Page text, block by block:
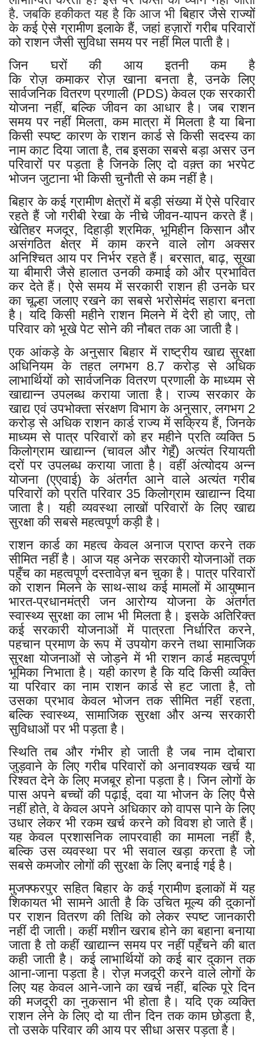
है. जबकि हकीकत यह है कि आज भीबिहार जैसे राज्यों
के कई ऐसे ग्रामीण इलाके हैं, जहां हज़ारों गरीब परिवारों
को राशन जैसी सुविधा समय पर नहीं मिल पाती है।
जिन घरों की आय इतनी कम है
कि रोज़ कमाकर रोज़ खाना बनता है, उनके लिए
सार्वजनिक वितरण प्रणाली (PDS) केवल एक सरकारी
योजना नहीं, बल्कि जीवन का आधार है। जब राशन
समय पर नहीं मिलता, कम मात्रा में मिलता है या बिना
किसी स्पष्ट कारण के राशन कार्ड से किसी सदस्य का
नाम काट दिया जाता है, तब इसका सबसे बड़ा असर उन
परिवारों पर पड़ता है जिनके लिए दो वक़्त का भरपेट
भोजन जुटाना भी किसी चुनौती से कम नहीं है।
बिहार के कई ग्रामीण क्षेत्रों में बड़ी संख्या में ऐसे परिवार
रहते हैं जो गरीबी रेखा के नीचे जीवन-यापन करते हैं।
खेतिहर मजदूर, दिहाड़ी श्रमिक, भूमिहीन किसान और
असंगठित क्षेत्र में काम करने वाले लोग अक्सर
अनिश्चित आय पर निर्भर रहते हैं। बरसात, बाढ़, सूखा
या बीमारी जैसे हालात उनकी कमाई को और प्रभावित
कर देते हैं। ऐसे समय में सरकारी राशन ही उनके घर
का चूल्हा जलाए रखने का सबसे भरोसेमंद सहारा बनता
है। यदि किसी महीने राशन मिलने में देरी हो जाए, तो
परिवार को भूखे पेट सोने की नौबत तक आ जाती है।
एक आंकड़े के अनुसार बिहार में राष्ट्रीय खाद्य सुरक्षा
अधिनियम के तहत लगभग 8.7 करोड़ से अधिक
लाभार्थियों को सार्वजनिक वितरण प्रणाली के माध्यम से
खाद्यान्न उपलब्ध कराया जाता है। राज्य सरकार के
खाद्य एवं उपभोक्ता संरक्षण विभाग के अनुसार, लगभग 2
करोड़ से अधिक राशन कार्ड राज्य में सक्रिय हैं, जिनके
माध्यम से पात्र परिवारों को हर महीने प्रति व्यक्ति 5
किलोग्राम खाद्यान्न (चावल और गेहूँ) अत्यंत रियायती
दरों पर उपलब्ध कराया जाता है। वहीं अंत्योदय अन्न
योजना (एएवाई) के अंतर्गत आने वाले अत्यंत गरीब
परिवारों को प्रति परिवार 35 किलोग्राम खाद्यान्न दिया
जाता है। यही व्यवस्था लाखों परिवारों के लिए खाद्य
सुरक्षा की सबसे महत्वपूर्ण कड़ी है।
राशन कार्ड का महत्व केवल अनाज प्राप्त करने तक
सीमित नहीं है। आज यह अनेक सरकारी योजनाओं तक
पहुँच का महत्वपूर्ण दस्तावेज़ बन चुका है। पात्र परिवारों
को राशन मिलने के साथ-साथ कई मामलों में आयुष्मान
भारत-प्रधानमंत्री जन आरोग्य योजना के अंतर्गत
स्वास्थ्य सुरक्षा का लाभ भी मिलता है। इसके अतिरिक्त
कई सरकारी योजनाओं में पात्रता निर्धारित करने,
पहचान प्रमाण के रूप में उपयोग करने तथा सामाजिक
सुरक्षा योजनाओं से जोड़ने में भी राशन कार्ड महत्वपूर्ण
भूमिका निभाता है। यही कारण है कि यदि किसी व्यक्ति
या परिवार का नाम राशन कार्ड से हट जाता है, तो
उसका प्रभाव केवल भोजन तक सीमित नहीं रहता,
बल्कि स्वास्थ्य, सामाजिक सुरक्षा और अन्य सरकारी
सुविधाओं पर भी पड़ता है।
स्थिति तब और गंभीर हो जाती है जब नाम दोबारा
जुड़वाने के लिए गरीब परिवारों को अनावश्यक खर्च या
रिश्वत देने के लिए मजबूर होना पड़ता है। जिन लोगों के
पास अपने बच्चों की पढ़ाई, दवा या भोजन के लिए पैसे
नहीं होते, वे केवल अपने अधिकार को वापस पाने के लिए
उधार लेकर भी रकम खर्च करने को विवश हो जाते हैं।
यह केवल प्रशासनिक लापरवाही का मामला नहीं है,
बल्कि उस व्यवस्था पर भी सवाल खड़ा करता है जो
सबसे कमजोर लोगों की सुरक्षा के लिए बनाई गई है।
मुजफ्फरपुर सहित बिहार के कई ग्रामीण इलाकों में यह
शिकायत भी सामने आती है कि उचित मूल्य की दुकानों
पर राशन वितरण की तिथि को लेकर स्पष्ट जानकारी
नहीं दी जाती। कहीं मशीन खराब होने का बहाना बनाया
जाता है तो कहीं खाद्यान्न समय पर नहीं पहुँचने की बात
कही जाती है। कई लाभार्थियों को कई बार दुकान तक
आना-जाना पड़ता है। रोज़ मजदूरी करने वाले लोगों के
लिए यह केवल आने-जाने का खर्च नहीं, बल्कि पूरे दिन
की मजदूरी का नुकसान भी होता है। यदि एक व्यक्ति
राशन लेने के लिए दो या तीन दिन तक काम छोड़ता है,
तो उसके परिवार की आय पर सीधा असर पड़ता है।